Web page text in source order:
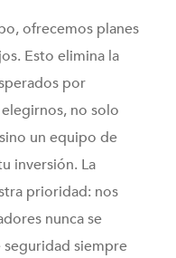
ofrecemos planes
Esto elimina la
por
no solo
un equipo de
inversión. La
prioridad: nos
nunca se
seguridad siempre